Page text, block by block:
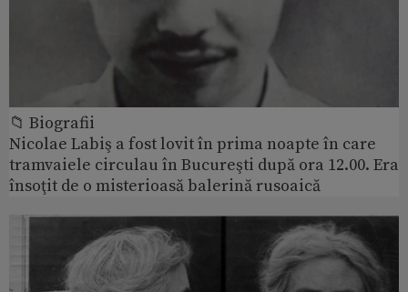
📁 Biografii
Nicolae Labiş a fost lovit în prima noapte în care
tramvaiele circulau în Bucureşti după ora 12.00. Era
însoţit de o misterioasă balerină rusoaică